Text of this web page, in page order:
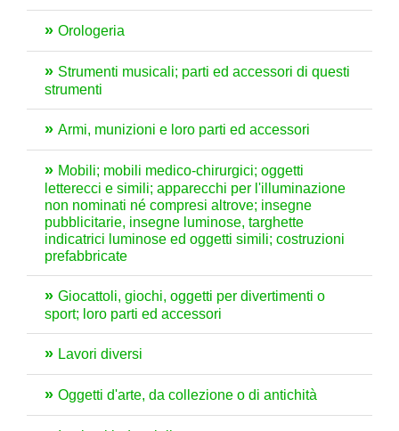
Orologeria
Strumenti musicali; parti ed accessori di questi
strumenti
Armi, munizioni e loro parti ed accessori
Mobili; mobili medico-chirurgici; oggetti
letterecci e simili; apparecchi per l'illuminazione
non nominati né compresi altrove; insegne
pubblicitarie, insegne luminose, targhette
indicatrici luminose ed oggetti simili; costruzioni
prefabbricate
Giocattoli, giochi, oggetti per divertimenti o
sport; loro parti ed accessori
Lavori diversi
Oggetti d'arte, da collezione o di antichità